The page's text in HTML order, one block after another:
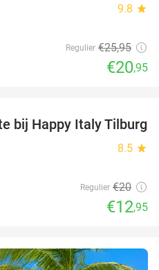
9.8 star
Regulier €25,95
€20,95
35%
bij Happy Italy Tilburg
8.5 star
Regulier €20
€12,95